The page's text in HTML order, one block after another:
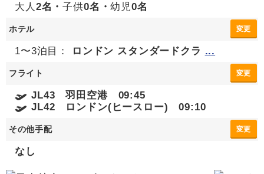
大人 2名・子供0名・幼児0名
ホテル 変更
1〜3泊目： ロンドン スタンダードクラ ...
フライト 変更
JL43 羽田空港 09:45
JL42 ロンドン(ヒースロー) 09:10
その他手配 変更
なし